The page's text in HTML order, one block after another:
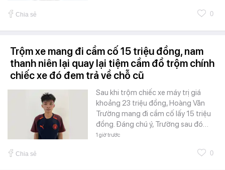
Chia sẻ 0
Trộm xe mang đi cầm cố 15 triệu đồng, nam
thanh niên lại quay lại tiệm cầm đồ trộm chính
chiếc xe đó đem trả về chỗ cũ
Sau khi trộm chiếc xe máy trị giá
khoảng 23 triệu đồng, Hoàng Văn
Trường mang đi cầm cố lấy 15 triệu
đồng. Đáng chú ý, Trường sau đó…
1 giờ trước
Chia sẻ 0